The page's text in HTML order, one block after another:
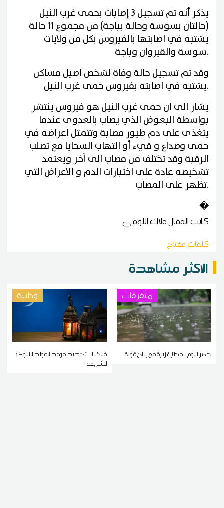
يذكر أنه تم تسجيل 3 إصابات بحمى غرب النيل
(حالتان بسوسة وحالة بباجة) من مجموع 11 حالة
يشتبه في اصابتها بالفيروس بكل من ولايات
سوسة والقيروان وباجة.
وقد تم تسجيل حالة وفاة لشخص اصيل مساكن
يشتبه في اصابته بفيروس حمى غرب النيل.
يشار الى ان حمى غرب النيل هو فيروس ينتشر
بواسطة البعوض الذي يصاب بالعدوى عندما
يتغذى على دم طيور مصابة وتتمثل اعراضه في
حمى وصداع و قيء أو التهاب السحايا مع تصلب
الرقبة وقد تختلف من مصاب الى آخر ويعتمد
تشخيصه عادة على اختبارات الدم و الاعراض التي
تظهر على المصاب.
�
كاتب المقالملاك اللومي
كلمات مفتاح
الاكثر مشاهدة
متفرقات
ظهر اليوم.. أمطار غزيرة مع رياح قوية
وطنية
فلكيا... تحديد موعد المولد النبوي
الشريف